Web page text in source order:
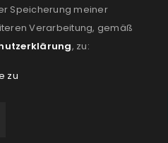
Speicherung meiner
Verarbeitung, gemäß
, zu:
zu